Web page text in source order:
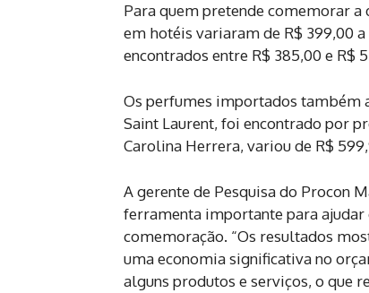
Para quem pretende comemorar
em hotéis variaram de R$ 399,00
encontrados entre R$ 385,00 e R$
Os perfumes importados também
Saint Laurent, foi encontrado por
Carolina Herrera, variou de R$
A gerente de Pesquisa do Procon
ferramenta importante para
comemoração. “Os resultados
uma economia significativa no
alguns produtos e serviços, o que